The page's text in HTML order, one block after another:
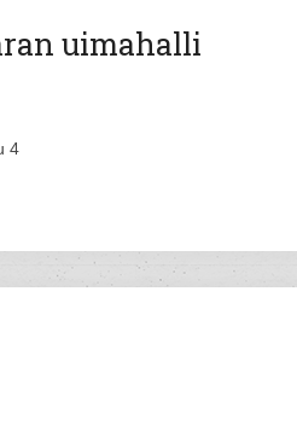
uimahalli
4